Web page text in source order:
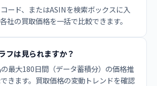
ード、またはASINを検索ボックスに入
社の買取価格を一括で比較できます。
フは見られますか？
最大180日間（データ蓄積分）の価格推
きます。買取価格の変動トレンドを確認